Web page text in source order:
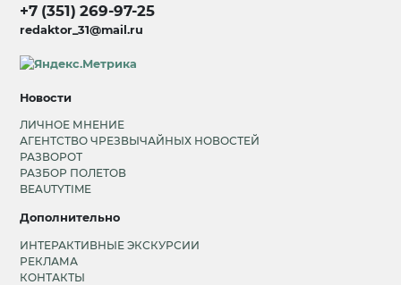
+7 (351) 269-97-25
redaktor_31@mail.ru
Новости
ЛИЧНОЕ МНЕНИЕ
АГЕНТСТВО ЧРЕЗВЫЧАЙНЫХ НОВОСТЕЙ
РАЗВОРОТ
РАЗБОР ПОЛЕТОВ
BEAUTYTIME
Дополнительно
ИНТЕРАКТИВНЫЕ ЭКСКУРСИИ
РЕКЛАМА
КОНТАКТЫ